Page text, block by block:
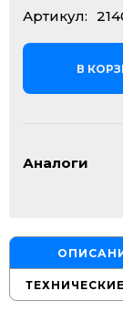
Артикул:
В
Аналоги